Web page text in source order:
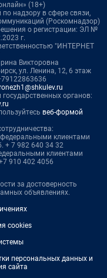
(18+)
надзору в сфере связи,
(Роскомнадзор)
о регистрации: ЭЛ №
г.
"ИНТЕРНЕТ
Викторовна
ул. Ленина, 12, 6 этаж
органов:
веб-формой
клиентами
+ 7 982 640 34 32
клиентами
910 402 4056
за достоверность
объявлениях.
cookies
персональных данных и
сайта